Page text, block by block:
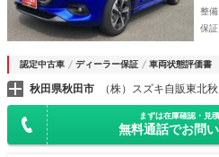
整備
保証
認定中古車 ディーラー保証 車両状態評価書
秋田県秋田市 （株）スズキ自販東北
まずは在庫確認・見
無料通話でお問